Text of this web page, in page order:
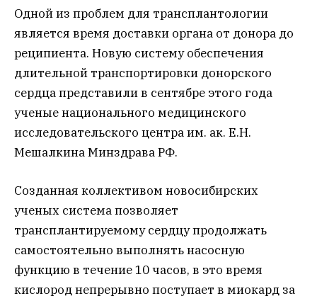
Одной из проблем для трансплантологии
является время доставки органа от донора до
реципиента. Новую систему обеспечения
длительной транспортировки донорского
сердца представили в сентябре этого года
ученые национального медицинского
исследовательского центра им. ак. Е.Н.
Мешалкина Минздрава РФ.
Созданная коллективом новосибирских
ученых система позволяет
трансплантируемому сердцу продолжать
самостоятельно выполнять насосную
функцию в течение 10 часов, в это время
кислород непрерывно поступает в миокард за